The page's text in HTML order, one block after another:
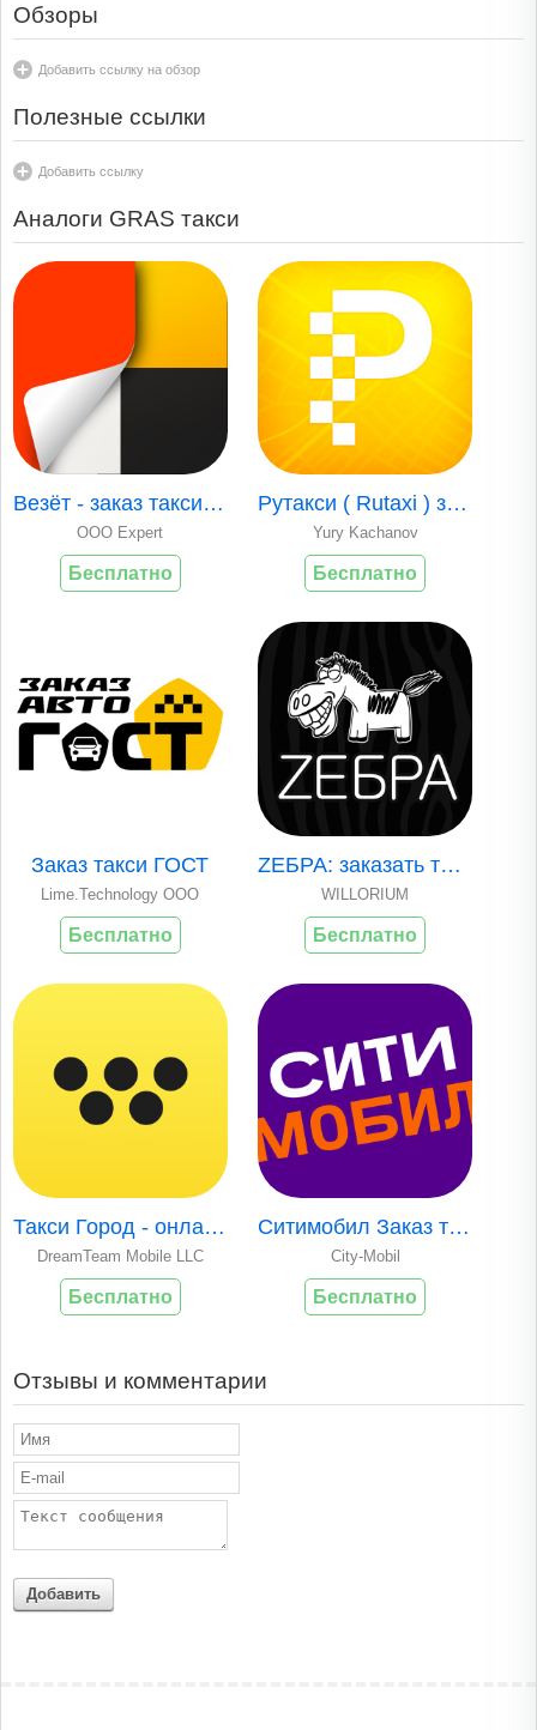
Обзоры
Добавить ссылку на обзор
Полезные ссылки
Добавить ссылку
Аналоги GRAS такси
Везёт - заказ такси онлайн
ООО Expert
Бесплатно
Рутакси ( Rutaxi ) заказ такси
Yury Kachanov
Бесплатно
Заказ такси ГОСТ
Lime.Technology OOO
Бесплатно
ZЕБРА: заказать такси
WILLORIUM
Бесплатно
Такси Город - онлайн заказ
DreamTeam Mobile LLC
Бесплатно
Ситимобил Заказ такси в Москве
City-Mobil
Бесплатно
Отзывы и комментарии
Добавить